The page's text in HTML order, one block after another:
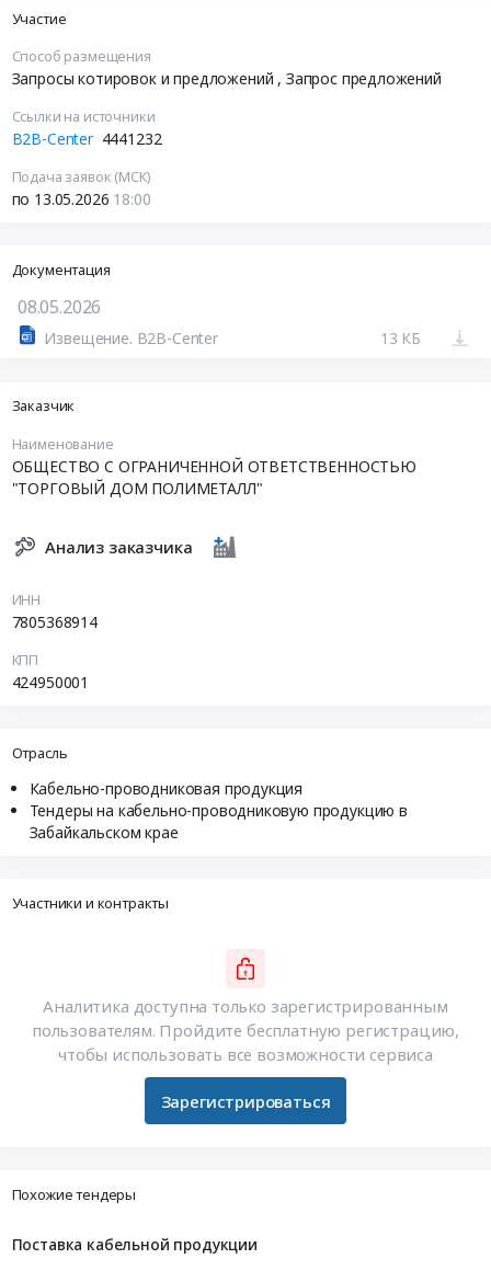
Участие
Способ размещения
Запросы котировок и предложений , Запрос предложений
Ссылки на источники
B2B-Center 4441232
Подача заявок (МСК)
по 13.05.2026 18:00
Документация
08.05.2026
Извещение. B2B-Center 13 КБ
Заказчик
Наименование
ОБЩЕСТВО С ОГРАНИЧЕННОЙ ОТВЕТСТВЕННОСТЬЮ
"ТОРГОВЫЙ ДОМ ПОЛИМЕТАЛЛ"
Анализ заказчика
ИНН
7805368914
КПП
424950001
Отрасль
Кабельно-проводниковая продукция
Тендеры на кабельно-проводниковую продукцию в
Забайкальском крае
Участники и контракты
Аналитика доступна только зарегистрированным
пользователям. Пройдите бесплатную регистрацию,
чтобы использовать все возможности сервиса
Зарегистрироваться
Похожие тендеры
Поставка кабельной продукции